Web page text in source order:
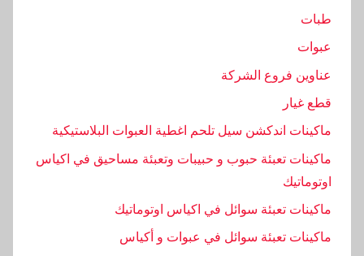
ت
,
م
طبات
عبوات
عناوين فروع الشركة
قطع غيار
ماكينات اندكشن سيل تلحم اغطية العبوات البلاستيكية
ماكينات تعبئة حبوب و حبيبات وتعبئة مساحيق في اكياس
اوتوماتيك
ماكينات تعبئة سوائل في اكياس اوتوماتيك
ماكينات تعبئة سوائل في عبوات و أكياس